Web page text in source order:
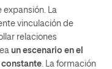
expansión. La
vinculación de
relaciones
un escenario en el
constante. La formación